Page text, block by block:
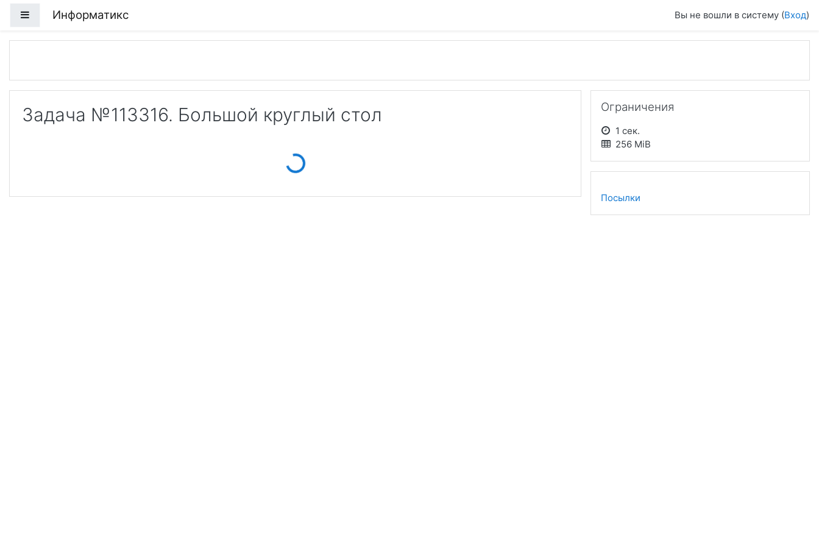
Боковая панель
Информатикс Вы не вошли в систему (Вход)
Задача №113316. Большой круглый стол
Loading...
Ограничения
1 сек.
256 MiB
Посылки